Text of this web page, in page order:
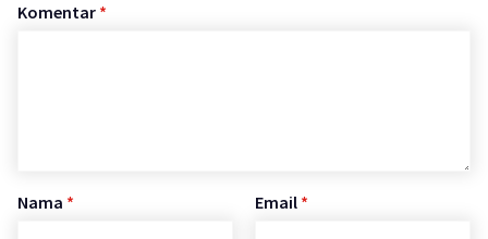
Komentar *
Nama * Email *